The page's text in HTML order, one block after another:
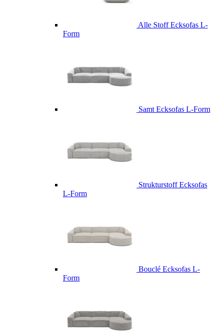
Alle Stoff Ecksofas L-
Form
Samt Ecksofas L-Form
Strukturstoff Ecksofas
L-Form
Bouclé Ecksofas L-
Form